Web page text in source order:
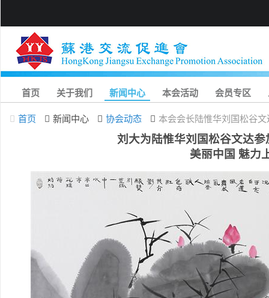
首页 关于我们 新闻中心 本会活动 会员专区
首页 新闻中心 协会动态 本会会长陆惟华刘国松谷
刘大为陆惟华刘国松谷文达
美丽中国 魅力